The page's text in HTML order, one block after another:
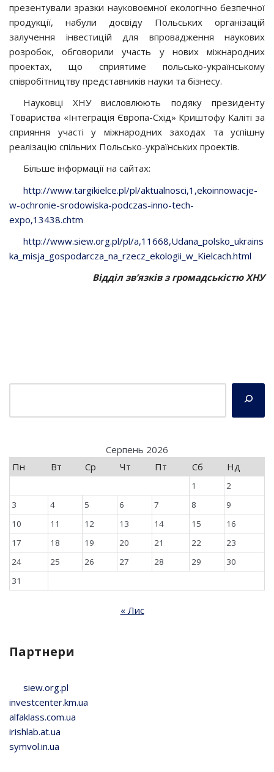
презентували зразки науковоємної екологічно безпечної
продукції, набули досвіду Польських організацій
залучення інвестицій для впровадження наукових
розробок, обговорили участь у нових міжнародних
проектах, що сприятиме польсько-українському
співробітництву представників науки та бізнесу.
Науковці ХНУ висловлюють подяку президенту
Товариства «Інтеграція Європа-Схід» Криштофу Каліті за
сприяння участі у міжнародних заходах та успішну
реалізацію спільних Польсько-українських проектів.
Більше інформації на сайтах:
http://www.targikielce.pl/pl/aktualnosci,1,ekoinnowacje-
w-ochronie-srodowiska-podczas-inno-tech-
expo,13438.chtm
http://www.siew.org.pl/pl/a,11668,Udana_polsko_ukrains
ka_misja_gospodarcza_na_rzecz_ekologii_w_Kielcach.html
Відділ зв’язків з громадськістю ХНУ
Серпень 2026
Пн
Вт Ср Чт Пт Сб Нд
1
2
3
4 5 6 7 8
9
10
11 12 13 14 15
16
17
18 19 20 21 22
23
24
25 26 27 28 29
30
31
« Лис
Партнери
siew.org.pl
investcenter.km.ua
alfaklass.com.ua
irishlab.at.ua
symvol.in.ua